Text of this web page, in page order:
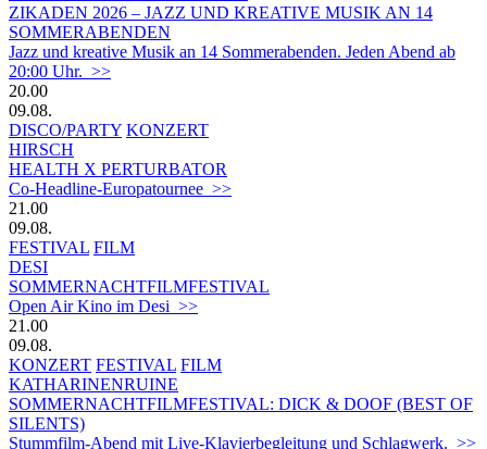
ZIKADEN 2026 – JAZZ UND KREATIVE MUSIK AN 14
SOMMERABENDEN
Jazz und kreative Musik an 14 Sommerabenden. Jeden Abend ab
20:00 Uhr. >>
20.00
09.08.
DISCO/PARTY KONZERT
HIRSCH
HEALTH X PERTURBATOR
Co-Headline-Europatournee >>
21.00
09.08.
FESTIVAL FILM
DESI
SOMMERNACHTFILMFESTIVAL
Open Air Kino im Desi >>
21.00
09.08.
KONZERT FESTIVAL FILM
KATHARINENRUINE
SOMMERNACHTFILMFESTIVAL: DICK & DOOF (BEST OF
SILENTS)
Stummfilm-Abend mit Live-Klavierbegleitung und Schlagwerk. >>